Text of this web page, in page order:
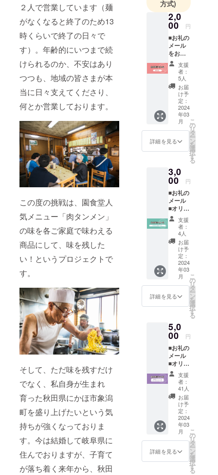
２人で営業しています（麺
がなくなると終了のため13
時くらいで終了の日々で
す）。年齢的にいつまで続
けられるのか、不安はあり
つつも、地域の皆さまが本
当に日々支えてくださり、
何とか営業しております。
この度の挑戦は、園食堂人
気メニュー「肉タンメン」
の味を各ご家庭で味わえる
商品にして、味を残した
い！というプロジェクトで
す。
そして、ただ味を残すだけ
でなく、私自身が生まれ
育った秋田県にかほ市象潟
町を盛り上げたいという気
持ちが強くなっておりま
す。今は結婚して岐阜県に
住んでおりますが、子育て
が落ち着く来年から、秋田
りました。
よろしくお
願いいたし
ます。
方式)
2,0
00 円
■お礼の
メール
をお送
りいた
しま
す。 ※
支援金
額は支
援者さ
まが支
援を申
し込む
際に、
任意で
引き上
きま
す。
「上乗
せ支援
で応援
しよ
う」の
欄があ
ります
のでご
検討い
ただけ
ますと
幸いで
す。 ※
詳しく
は本文
いて」
をご覧
い。
支援
者：
5人
お届
け予
定：
2024
年03
月
詳細を見る
こ
の
リ
タ
ー
ン
を
選
択
す
る
3,0
00 円
■お礼の
メール
■オリジ
ナルス
テッ
カー1枚
（50×5
0mm）
をお送
りいた
しま
す。 ※
支援金
額は支
援者さ
し込む
際に、
任意で
引き上
げるこ
とがで
きま
す。
「上乗
せ支援
で応援
しよ
う」の
欄があ
ります
のでご
検討い
支援
者：
4人
お届
け予
定：
2024
年03
月
詳細を見る
こ
の
リ
タ
ー
ン
を
選
択
す
る
5,0
00 円
■お礼の
メール
■オリジ
ナルス
テッ
カー1枚
（50×5
0mm）
■園食
堂 冷
凍肉タ
ンメ
ン 1食
入（冷
凍） を
支援
者：
41人
お届
け予
定：
2024
年03
月
詳細を見る
こ
の
リ
タ
ー
ン
を
選
択
す
る